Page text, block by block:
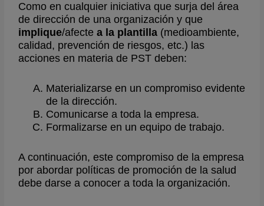
Como en cualquier iniciativa que surja del área
de dirección de una organización y que
implique/afectea la plantilla (medioambiente,
calidad, prevención de riesgos, etc.) las
acciones en materia de PST deben:
Materializarse en un compromiso evidente
de la dirección.
Comunicarse a toda la empresa.
Formalizarse en un equipo de trabajo.
A continuación, este compromiso de la empresa
por abordar políticas de promoción de la salud
debe darse a conocer a toda la organización.